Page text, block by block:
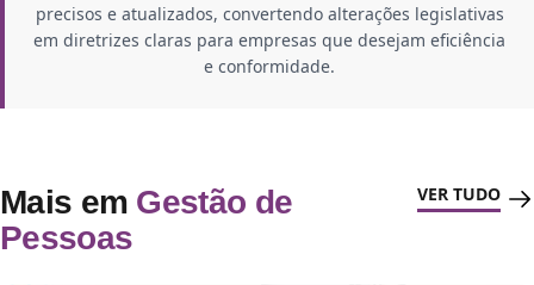
precisos e atualizados, convertendo alterações legislativas
em diretrizes claras para empresas que desejam eficiência
e conformidade.
Mais em Gestão de
Pessoas
VER TUDO